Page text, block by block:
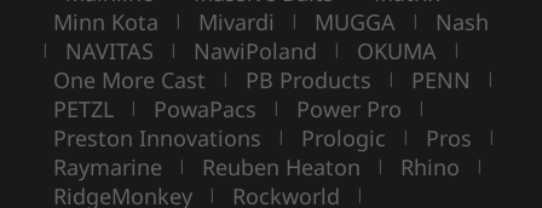
Minn Kota | Mivardi | MUGGA | Nash
| NAVITAS | NawiPoland | OKUMA |
One More Cast | PB Products | PENN |
PETZL | PowaPacs | Power Pro |
Preston Innovations | Prologic | Pros |
Raymarine | Reuben Heaton | Rhino |
RidgeMonkey | Rockworld |